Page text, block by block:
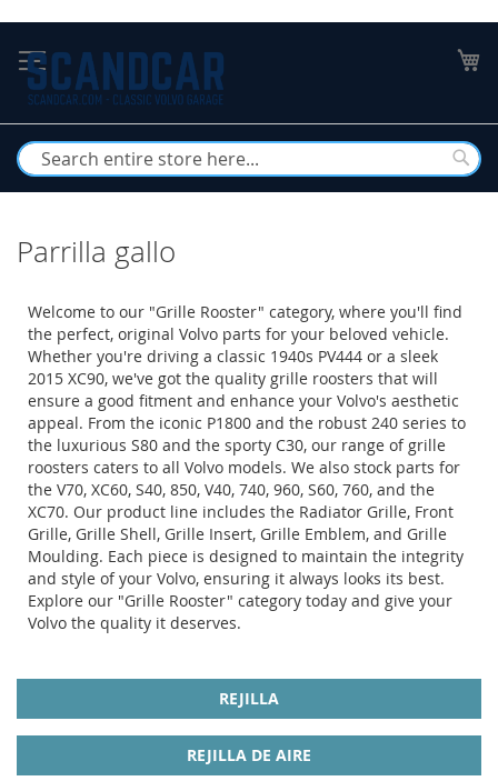
to
Content
Parrilla gallo
Welcome to our "Grille Rooster" category, where you'll find
the perfect, original Volvo parts for your beloved vehicle.
Whether you're driving a classic 1940s PV444 or a sleek
2015 XC90, we've got the quality grille roosters that will
ensure a good fitment and enhance your Volvo's aesthetic
appeal. From the iconic P1800 and the robust 240 series to
the luxurious S80 and the sporty C30, our range of grille
roosters caters to all Volvo models. We also stock parts for
the V70, XC60, S40, 850, V40, 740, 960, S60, 760, and the
XC70. Our product line includes the Radiator Grille, Front
Grille, Grille Shell, Grille Insert, Grille Emblem, and Grille
Moulding. Each piece is designed to maintain the integrity
and style of your Volvo, ensuring it always looks its best.
Explore our "Grille Rooster" category today and give your
Volvo the quality it deserves.
REJILLA
REJILLA DE AIRE